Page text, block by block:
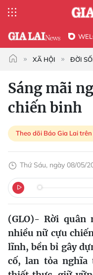
XÃ HỘI ĐỜI
Sáng mãi
chiến binh
Theo dõi Báo Gia Lai trên
Thứ Sáu, ngày 08/05/
(GLO)- Rời
nhiều nữ cựu
lĩnh, bền bỉ gây
cố, lan tỏa nghĩa